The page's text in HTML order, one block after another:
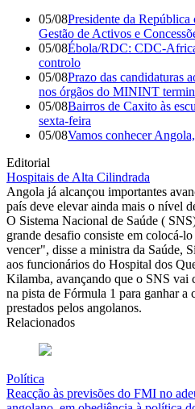
05/08Presidente da República
Gestão de Activos e
05/08Ébola/RDC: CDC-
controlo
05/08Prazo das candidaturas
nos órgãos do MININT
05/08Bairros de Caxito às
sexta-feira
05/08Vamos conhecer
Editorial
Hospitais de Alta Cilindrada
Angola já alcançou importantes
país deve elevar ainda mais o nível
O Sistema Nacional de Saúde (
grande desafio consiste em colocá-
vencer", disse a ministra da Saúde,
aos funcionários do Hospital dos
Kilamba, avançando que o SNS vai
na pista de Fórmula 1 para ganhar a
prestados pelos angolanos.
Relacionados
Política
Reacção às previsões do FMI no